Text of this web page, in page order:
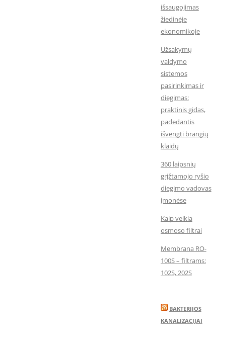
išsaugojimas
žiedinėje
ekonomikoje
Užsakymų
valdymo
sistemos
pasirinkimas ir
diegimas:
praktinis gidas,
padedantis
išvengti brangių
klaidų
360 laipsnių
grįžtamojo ryšio
diegimo vadovas
įmonėse
Kaip veikia
osmoso filtrai
Membrana RO-
100S – filtrams:
102S, 202S
BAKTERIJOS
KANALIZACIJAI